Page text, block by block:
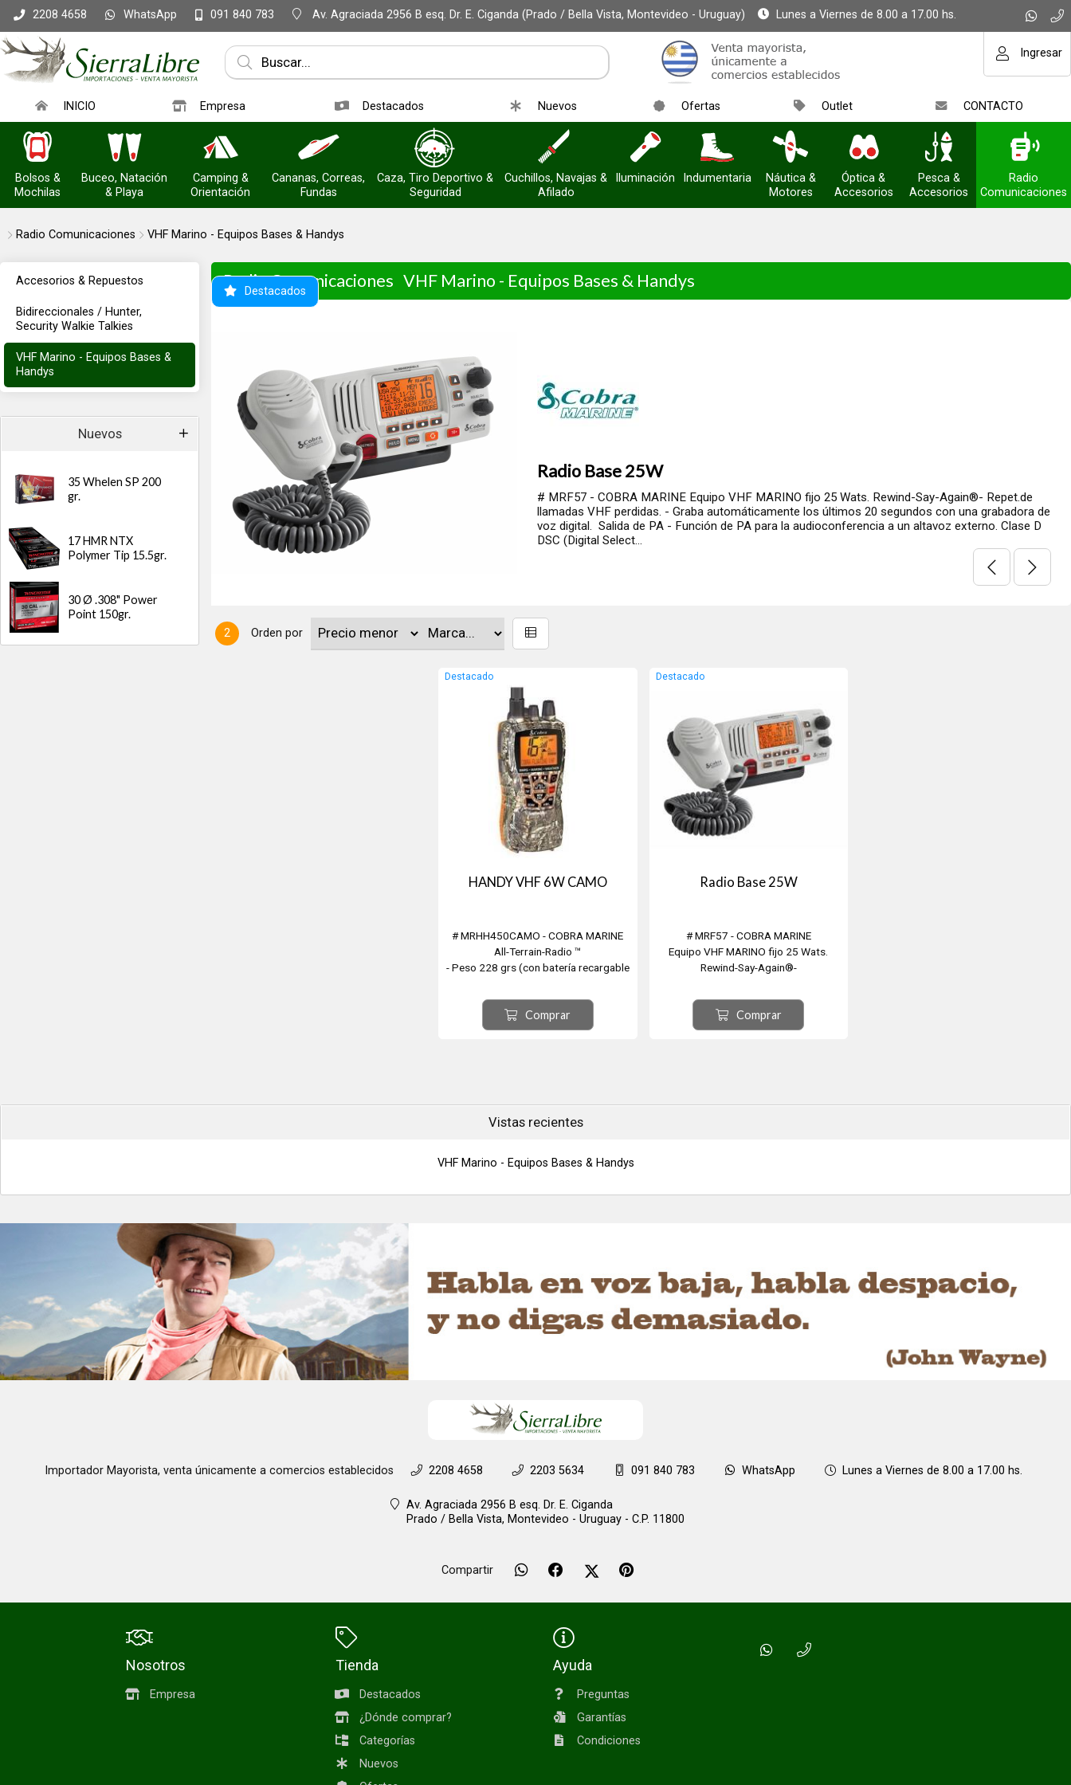
2208 4658 WhatsApp 091 840 783 Av. Agraciada 2956 B esq. Dr. E. Ciganda (Prado / Bella Vista, Montevideo - Uruguay) Lunes a Viernes de 8.00 a 17.00 hs.
Ingresar
INICIO Empresa Destacados Nuevos Ofertas Outlet CONTACTO
Bolsos &
Mochilas
Buceo, Natación
& Playa
Camping &
Orientación
Cananas, Correas,
Fundas
Caza, Tiro Deportivo &
Seguridad
Cuchillos, Navajas &
Afilado
Iluminación Indumentaria
Náutica &
Motores
Óptica &
Accesorios
Pesca &
Accesorios
Radio
Comunicaciones
Radio Comunicaciones VHF Marino - Equipos Bases & Handys
Accesorios & Repuestos
Bidireccionales / Hunter,
Security Walkie Talkies
VHF Marino - Equipos Bases &
Handys
Nuevos
35 Whelen SP 200
gr.
17 HMR NTX
Polymer Tip 15.5gr.
30 Ø .308" Power
Point 150gr.
Radio Comunicaciones VHF Marino - Equipos Bases & Handys
Destacados
228 grs (con batería recargable
- Rewind-Say-Again® -
Radio Base 25W
# MRF57 - COBRA MARINE Equipo VHF MARINO fijo 25 Wats. Rewind-Say-Again®- Repet.de
llamadas VHF perdidas. - Graba automáticamente los últimos 20 segundos con una grabadora de
voz digital. Salida de PA - Función de PA para la audioconferencia a un altavoz externo. Clase D
DSC (Digital Select...
2 Orden por
Destacado
HANDY VHF 6W CAMO
# MRHH450CAMO - COBRA MARINE
All-Terrain-Radio ™
- Peso 228 grs (con batería recargable
-bAlto 123mm (con su antena)
- Ancho 62mm
- Espesor 36mm
...
Comprar
Destacado
Radio Base 25W
# MRF57 - COBRA MARINE
Equipo VHF MARINO fijo 25 Wats.
Rewind-Say-Again®-
- Graba automáticamente los últimos 20
segundos con una grabadora de voz
digital. Salida de PA
Comprar
Vistas recientes
VHF Marino - Equipos Bases & Handys
Importador Mayorista, venta únicamente a comercios establecidos 2208 4658 2203 5634 091 840 783 WhatsApp Lunes a Viernes de 8.00 a 17.00 hs.
Av. Agraciada 2956 B esq. Dr. E. Ciganda
Prado / Bella Vista, Montevideo - Uruguay - C.P. 11800
Compartir
Nosotros
Empresa
Tienda
Destacados
¿Dónde comprar?
Categorías
Nuevos
Ayuda
Preguntas
Garantías
Condiciones